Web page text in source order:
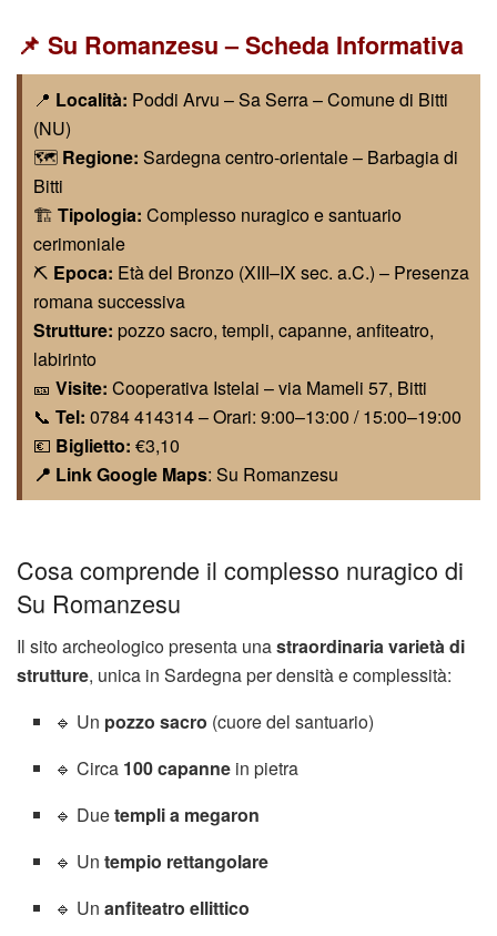
📌 Su Romanzesu – Scheda Informativa
📍 Località: Poddi Arvu – Sa Serra – Comune di Bitti
(NU)
🗺️ Regione: Sardegna centro-orientale – Barbagia di
Bitti
🏗️ Tipologia: Complesso nuragico e santuario
cerimoniale
⛏️ Epoca: Età del Bronzo (XIII–IX sec. a.C.) – Presenza
romana successiva
Strutture: pozzo sacro, templi, capanne, anfiteatro,
labirinto
🎫 Visite: Cooperativa Istelai – via Mameli 57, Bitti
📞 Tel: 0784 414314 – Orari: 9:00–13:00 / 15:00–19:00
💶 Biglietto: €3,10
📍 Link Google Maps: Su Romanzesu
Cosa comprende il complesso nuragico di
Su Romanzesu
Il sito archeologico presenta unastraordinaria varietà di
strutture, unica in Sardegna per densità e complessità:
🔹 Un pozzo sacro (cuore del santuario)
🔹 Circa 100 capanne in pietra
🔹 Duetempli a megaron
🔹 Untempio rettangolare
🔹 Unanfiteatro ellittico